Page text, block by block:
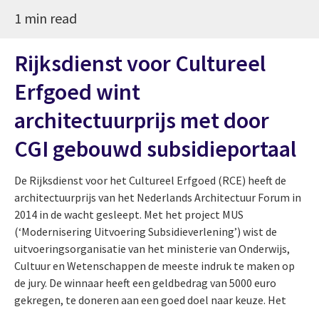
1 min read
Rijksdienst voor Cultureel
Erfgoed wint
architectuurprijs met door
CGI gebouwd subsidieportaal
De Rijksdienst voor het Cultureel Erfgoed (RCE) heeft de
architectuurprijs van het Nederlands Architectuur Forum in
2014 in de wacht gesleept. Met het project MUS
(‘Modernisering Uitvoering Subsidieverlening’) wist de
uitvoeringsorganisatie van het ministerie van Onderwijs,
Cultuur en Wetenschappen de meeste indruk te maken op
de jury. De winnaar heeft een geldbedrag van 5000 euro
gekregen, te doneren aan een goed doel naar keuze. Het